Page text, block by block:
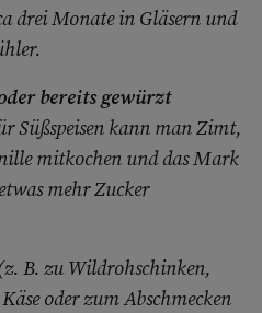
drei Monate in Gläsern und
bereits gewürzt
Süßspeisen kann man Zimt,
mitkochen und das Mark
mehr Zucker
B. zu Wildrohschinken,
oder zum Abschmecken